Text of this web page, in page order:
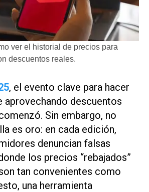
ver el historial de precios para
descuentos reales.
, el evento clave para hacer
aprovechando descuentos
Sin embargo, no
es oro: en cada edición,
denuncian falsas
los precios “rebajados”
tan convenientes como
una herramienta